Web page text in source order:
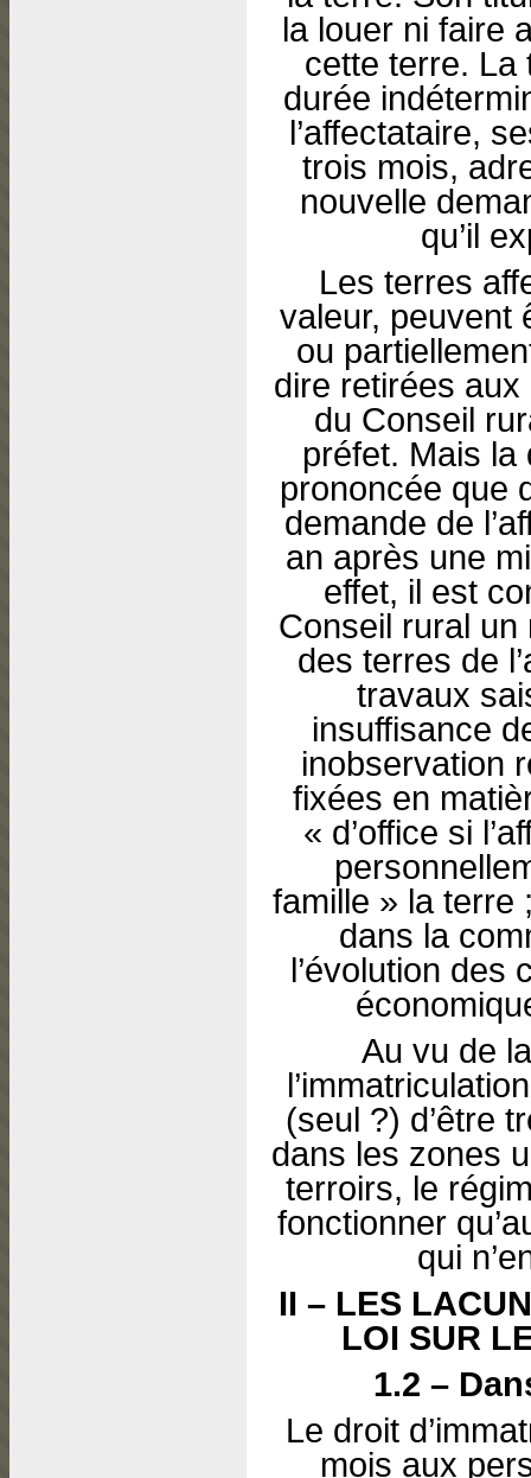
la louer ni faire
cette terre. La
durée
l’affectataire,
trois mois,
nouvelle
qu’il
Les terres
valeur, peuvent
ou
dire retirées
du Conseil
préfet. Mais la
prononcée que
demande de
an après une
effet, il est
Conseil rural
des terres de
travaux
insuffisance
inobservation
fixées en
« d’office si
famille » la terre
dans la
l’évolution des
Au vu de
(seul ?) d’être
dans les zones
terroirs, le
fonctionner
qui
II – LES
LOI SUR
1.2 –
Le droit
mois aux